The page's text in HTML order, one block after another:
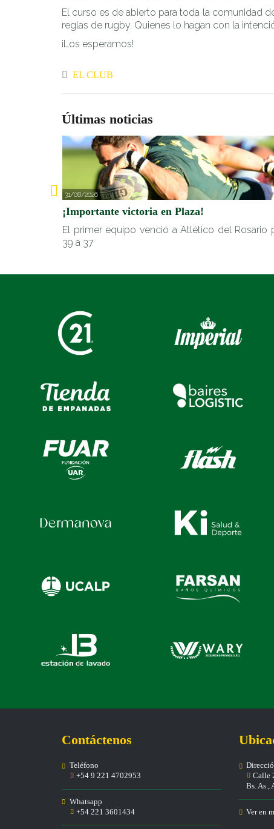
El curso es de abierto para toda la comunidad
reglas de rugby. Quienes lo hagan con la
¡Los esperamos!
EL CLUB
Últimas noticias
31/08/2026
¡Importante victoria en Plaza!
El primer equipo venció a Atlético del Rosario
39 a 37
Contáctenos
Teléfono
+54 9 221 4702953
Whatsapp
+54 221 3601434
Calle
Bs. As.,
Ver en